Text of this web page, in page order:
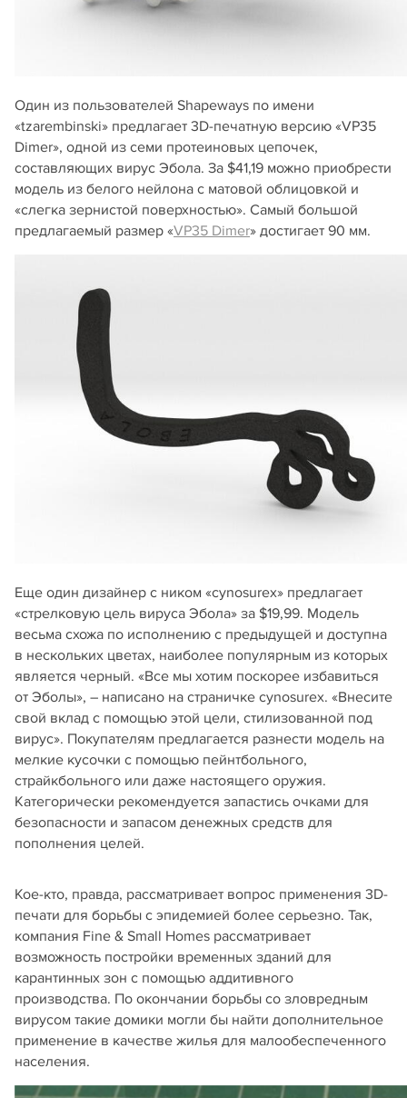
Один из пользователей Shapeways по имени
«tzarembinski» предлагает 3D-печатную версию «VP35
Dimer», одной из семи протеиновых цепочек,
составляющих вирус Эбола. За $41,19 можно приобрести
модель из белого нейлона с матовой облицовкой и
«слегка зернистой поверхностью». Самый большой
предлагаемый размер «VP35 Dimer» достигает 90 мм.
Еще один дизайнер с ником «cynosurex» предлагает
«стрелковую цель вируса Эбола» за $19,99. Модель
весьма схожа по исполнению с предыдущей и доступна
в нескольких цветах, наиболее популярным из которых
является черный. «Все мы хотим поскорее избавиться
от Эболы», – написано на страничке cynosurex. «Внесите
свой вклад с помощью этой цели, стилизованной под
вирус». Покупателям предлагается разнести модель на
мелкие кусочки с помощью пейнтбольного,
страйкбольного или даже настоящего оружия.
Категорически рекомендуется запастись очками для
безопасности и запасом денежных средств для
пополнения целей.
Кое-кто, правда, рассматривает вопрос применения 3D-
печати для борьбы с эпидемией более серьезно. Так,
компания Fine & Small Homes рассматривает
возможность постройки временных зданий для
карантинных зон с помощью аддитивного
производства. По окончании борьбы со зловредным
вирусом такие домики могли бы найти дополнительное
применение в качестве жилья для малообеспеченного
населения.